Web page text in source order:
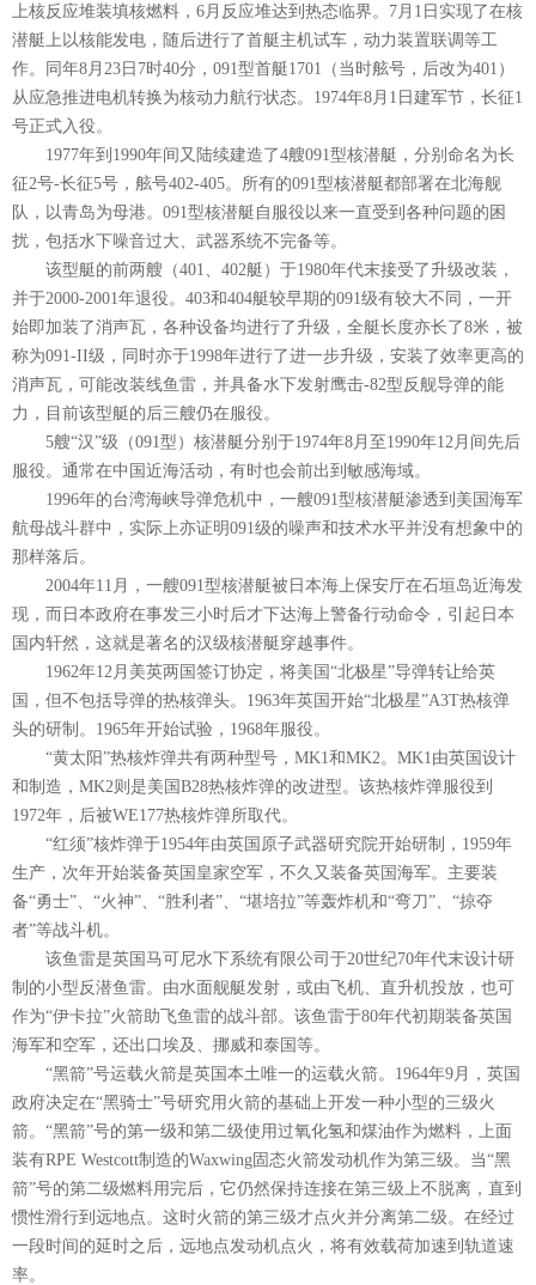
上核反应堆装填核燃料，6月反应堆达到热态临界。7月1日实现了在核
潜艇上以核能发电，随后进行了首艇主机试车，动力装置联调等工
作。同年8月23日7时40分，091型首艇1701（当时舷号，后改为401）
从应急推进电机转换为核动力航行状态。1974年8月1日建军节，长征1
号正式入役。
1977年到1990年间又陆续建造了4艘091型核潜艇，分别命名为长
征2号-长征5号，舷号402-405。所有的091型核潜艇都部署在北海舰
队，以青岛为母港。091型核潜艇自服役以来一直受到各种问题的困
扰，包括水下噪音过大、武器系统不完备等。
该型艇的前两艘（401、402艇）于1980年代末接受了升级改装，
并于2000-2001年退役。403和404艇较早期的091级有较大不同，一开
始即加装了消声瓦，各种设备均进行了升级，全艇长度亦长了8米，被
称为091-II级，同时亦于1998年进行了进一步升级，安装了效率更高的
消声瓦，可能改装线鱼雷，并具备水下发射鹰击-82型反舰导弹的能
力，目前该型艇的后三艘仍在服役。
5艘“汉”级（091型）核潜艇分别于1974年8月至1990年12月间先后
服役。通常在中国近海活动，有时也会前出到敏感海域。
1996年的台湾海峡导弹危机中，一艘091型核潜艇渗透到美国海军
航母战斗群中，实际上亦证明091级的噪声和技术水平并没有想象中的
那样落后。
2004年11月，一艘091型核潜艇被日本海上保安厅在石垣岛近海发
现，而日本政府在事发三小时后才下达海上警备行动命令，引起日本
国内轩然，这就是著名的汉级核潜艇穿越事件。
1962年12月美英两国签订协定，将美国“北极星”导弹转让给英
国，但不包括导弹的热核弹头。1963年英国开始“北极星”A3T热核弹
头的研制。1965年开始试验，1968年服役。
“黄太阳”热核炸弹共有两种型号，MK1和MK2。MK1由英国设计
和制造，MK2则是美国B28热核炸弹的改进型。该热核炸弹服役到
1972年，后被WE177热核炸弹所取代。
“红须”核炸弹于1954年由英国原子武器研究院开始研制，1959年
生产，次年开始装备英国皇家空军，不久又装备英国海军。主要装
备“勇士”、“火神”、“胜利者”、“堪培拉”等轰炸机和“弯刀”、“掠夺
者”等战斗机。
该鱼雷是英国马可尼水下系统有限公司于20世纪70年代末设计研
制的小型反潜鱼雷。由水面舰艇发射，或由飞机、直升机投放，也可
作为“伊卡拉”火箭助飞鱼雷的战斗部。该鱼雷于80年代初期装备英国
海军和空军，还出口埃及、挪威和泰国等。
“黑箭”号运载火箭是英国本土唯一的运载火箭。1964年9月，英国
政府决定在“黑骑士”号研究用火箭的基础上开发一种小型的三级火
箭。“黑箭”号的第一级和第二级使用过氧化氢和煤油作为燃料，上面
装有RPE Westcott制造的Waxwing固态火箭发动机作为第三级。当“黑
箭”号的第二级燃料用完后，它仍然保持连接在第三级上不脱离，直到
惯性滑行到远地点。这时火箭的第三级才点火并分离第二级。在经过
一段时间的延时之后，远地点发动机点火，将有效载荷加速到轨道速
率。